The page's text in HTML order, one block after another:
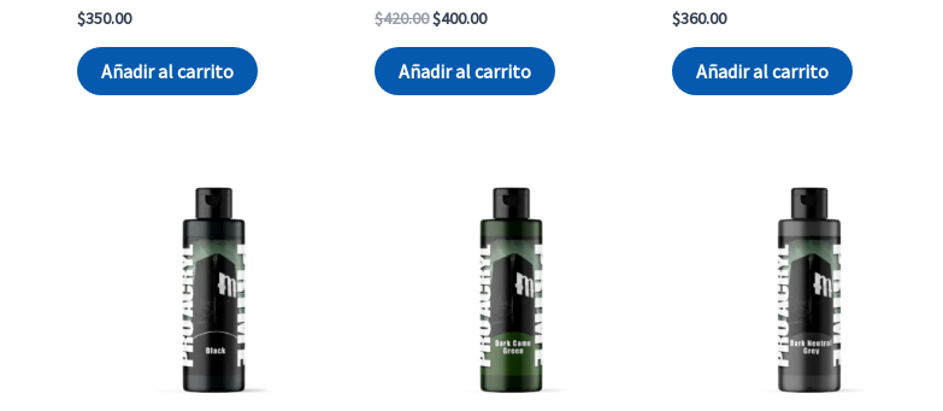
$350.00
Añadir al carrito
$420.00Original
was:
$420.00.
$400.00Current
$400.00.
Añadir al carrito
$360.00
Añadir al carrito